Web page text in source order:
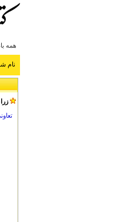
همه
:نام